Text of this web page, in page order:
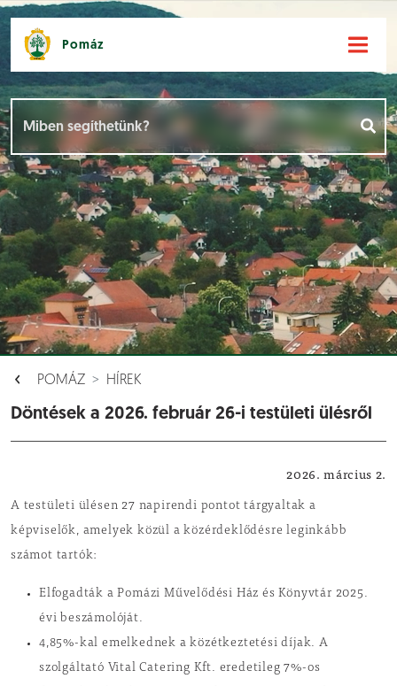
Pomáz
POMÁZ HÍREK
Döntések a 2026. február 26-i testületi ülésről
2026. március 2.
A testületi ülésen 27 napirendi pontot tárgyaltak a
képviselők, amelyek közül a közérdeklődésre leginkább
számot tartók:
Elfogadták a Pomázi Művelődési Ház és Könyvtár 2025.
évi beszámolóját.
4,85%-kal emelkednek a közétkeztetési díjak. A
szolgáltató Vital Catering Kft. eredetileg 7%-os
Események []
Dokumentumok [ ]
Aloldalak []